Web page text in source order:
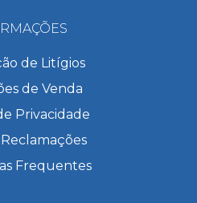
de Litígios
de Venda
Privacidade
Frequentes